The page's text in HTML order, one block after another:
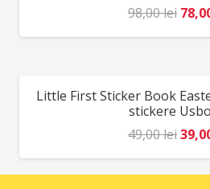
98,00lei
REDUCERI!
Little First Sticker Book
stickere
49,00lei
a